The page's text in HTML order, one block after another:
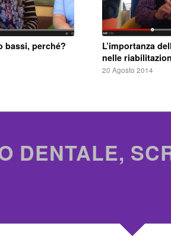
bassi, perché?
L’importanza
nelle
20 Agosto 2014
DENTALE,